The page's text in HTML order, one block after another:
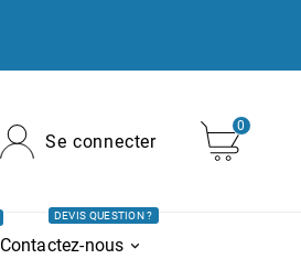
Se connecter
0
Contactez-nous
DEVIS QUESTION ?